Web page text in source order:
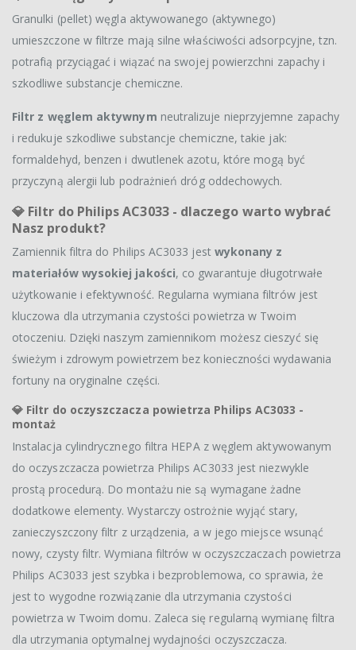
Granulki (pellet) węgla aktywowanego (aktywnego)
umieszczone w filtrze mają silne właściwości adsorpcyjne, tzn.
potrafią przyciągać i wiązać na swojej powierzchni zapachy i
szkodliwe substancje chemiczne.
Filtr z węglem aktywnym neutralizuje nieprzyjemne zapachy
i redukuje szkodliwe substancje chemiczne, takie jak:
formaldehyd, benzen i dwutlenek azotu, które mogą być
przyczyną alergii lub podrażnień dróg oddechowych.
💎 Filtr do Philips AC3033 - dlaczego warto wybrać
Nasz produkt?
Zamiennik filtra do Philips AC3033 jest wykonany z
materiałów wysokiej jakości, co gwarantuje długotrwałe
użytkowanie i efektywność. Regularna wymiana filtrów jest
kluczowa dla utrzymania czystości powietrza w Twoim
otoczeniu. Dzięki naszym zamiennikom możesz cieszyć się
świeżym i zdrowym powietrzem bez konieczności wydawania
fortuny na oryginalne części.
💎 Filtr do oczyszczacza powietrza Philips AC3033 -
montaż
Instalacja cylindrycznego filtra HEPA z węglem aktywowanym
do oczyszczacza powietrza Philips AC3033 jest niezwykle
prostą procedurą. Do montażu nie są wymagane żadne
dodatkowe elementy. Wystarczy ostrożnie wyjąć stary,
zanieczyszczony filtr z urządzenia, a w jego miejsce wsunąć
nowy, czysty filtr. Wymiana filtrów w oczyszczaczach powietrza
Philips AC3033 jest szybka i bezproblemowa, co sprawia, że
jest to wygodne rozwiązanie dla utrzymania czystości
powietrza w Twoim domu. Zaleca się regularną wymianę filtra
dla utrzymania optymalnej wydajności oczyszczacza.